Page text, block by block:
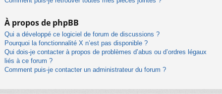
À propos de phpBB
Qui a développé ce logiciel de forum de discussions ?
Pourquoi la fonctionnalité X n’est pas disponible ?
Qui dois-je contacter à propos de problèmes d’abus ou d’ordres légaux
liés à ce forum ?
Comment puis-je contacter un administrateur du forum ?